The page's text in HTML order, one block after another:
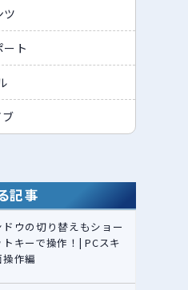
ツ
ト
記事
ドウの切り替えもショー
トキーで操作！| PCスキ
作編